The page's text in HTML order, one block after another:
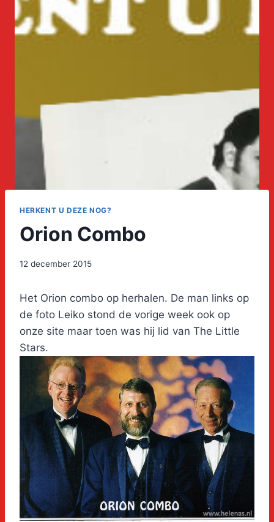
HERKENT U DEZE NOG?
Orion Combo
12 december 2015
Het Orion combo op herhalen. De man links op
de foto Leiko stond de vorige week ook op
onze site maar toen was hij lid van The Little
Stars.